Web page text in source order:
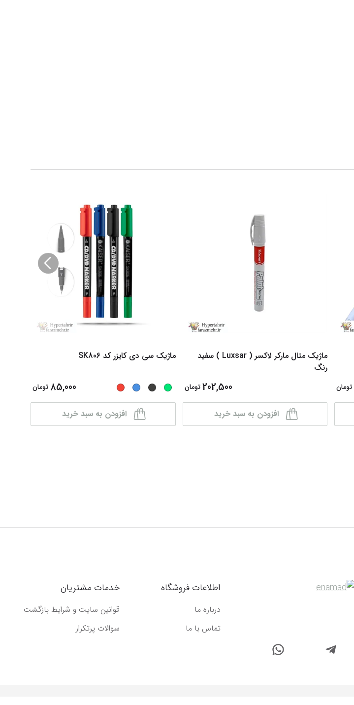
تومان
ماژیک متال مارکر لاکسر ( Luxsar ) سفید
رنگ
202,500 تومان
افزودن به سبد خرید
ماژیک سی دی کایزر کد SK806
85,000 تومان
افزودن به سبد خرید
اطلاعات فروشگاه
درباره ما
تماس با ما
خدمات مشتریان
قوانین سایت و شرایط بازگشت
سوالات پرتکرار